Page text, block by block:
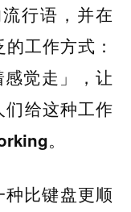
行语，并在
工作方式：
觉走」，让
给这种工作
。
种比键盘更顺